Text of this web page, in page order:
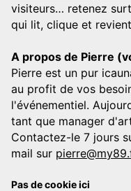
visiteurs… retenez
qui lit, clique et
A propos de Pierre
Pierre est un pur
au profit de vos
l'événementiel.
tant que manager
Contactez-le 7 jours
mail sur
Pas de cookie ici